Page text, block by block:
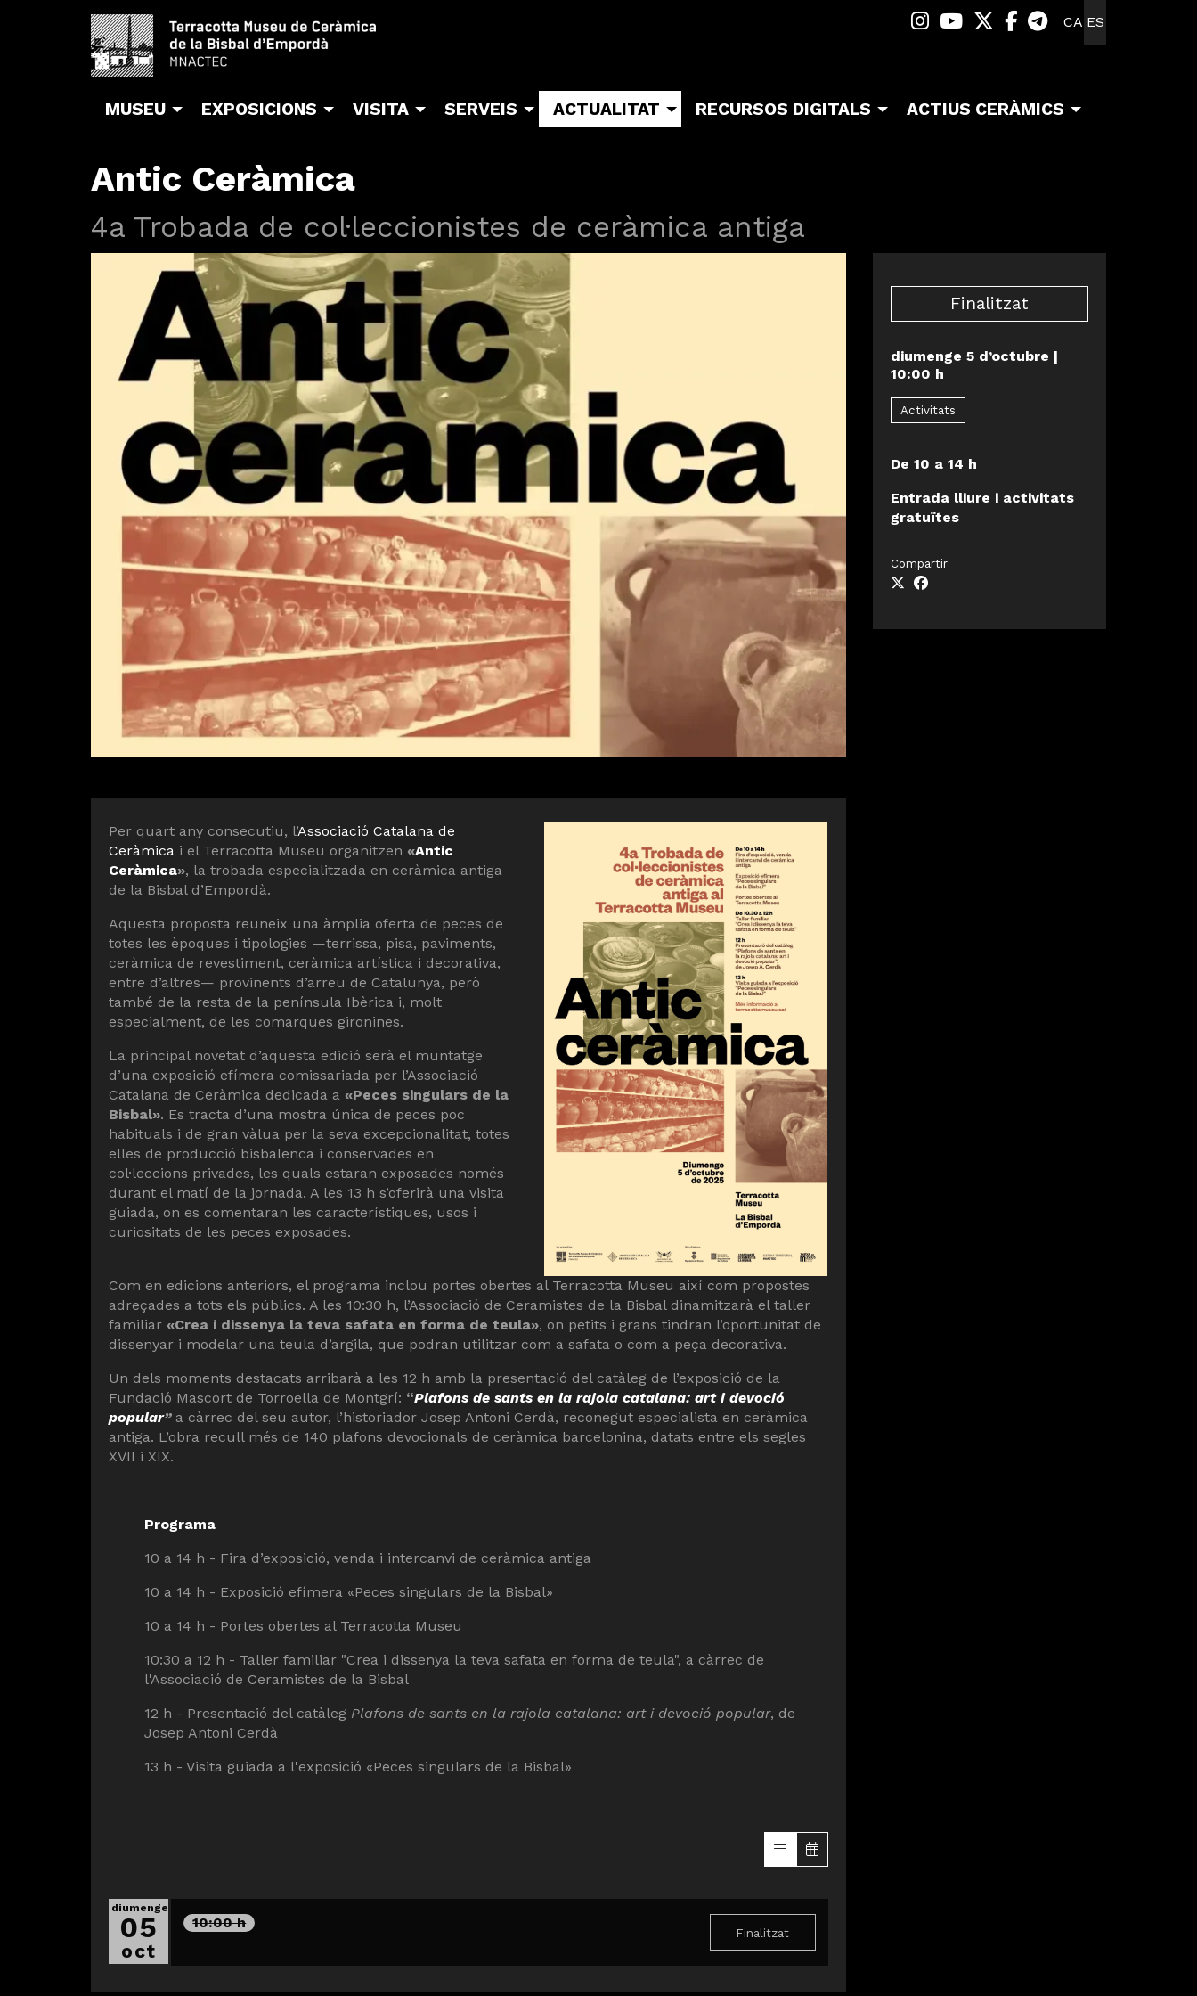
CA ES
Link a instagram
Link a youtube
Link a twitter
Link a facebook
Link a
MUSEU EXPOSICIONS VISITA SERVEIS ACTUALITAT RECURSOS DIGITALS ACTIUS CERÀMICS
Antic Ceràmica
4a Trobada de col·leccionistes de ceràmica antiga
Finalitzat
diumenge 5 d’octubre |
10:00 h
Activitats
De 10 a 14 h
Entrada lliure i activitats
gratuïtes
Compartir
Per quart any consecutiu, l’Associació Catalana de
Ceràmica i el Terracotta Museu organitzen «Antic
Ceràmica», la trobada especialitzada en ceràmica antiga
de la Bisbal d’Empordà.
Aquesta proposta reuneix una àmplia oferta de peces de
totes les èpoques i tipologies —terrissa, pisa, paviments,
ceràmica de revestiment, ceràmica artística i decorativa,
entre d’altres— provinents d’arreu de Catalunya, però
també de la resta de la península Ibèrica i, molt
especialment, de les comarques gironines.
La principal novetat d’aquesta edició serà el muntatge
d’una exposició efímera comissariada per l’Associació
Catalana de Ceràmica dedicada a «Peces singulars de la
Bisbal». Es tracta d’una mostra única de peces poc
habituals i de gran vàlua per la seva excepcionalitat, totes
elles de producció bisbalenca i conservades en
col·leccions privades, les quals estaran exposades només
durant el matí de la jornada. A les 13 h s’oferirà una visita
guiada, on es comentaran les característiques, usos i
curiositats de les peces exposades.
Com en edicions anteriors, el programa inclou portes obertes al Terracotta Museu així com propostes
adreçades a tots els públics. A les 10:30 h, l’Associació de Ceramistes de la Bisbal dinamitzarà el taller
familiar «Crea i dissenya la teva safata en forma de teula», on petits i grans tindran l’oportunitat de
dissenyar i modelar una teula d’argila, que podran utilitzar com a safata o com a peça decorativa.
Un dels moments destacats arribarà a les 12 h amb la presentació del catàleg de l’exposició de la
Fundació Mascort de Torroella de Montgrí: “Plafons de sants en la rajola catalana: art i devoció
popular” a càrrec del seu autor, l’historiador Josep Antoni Cerdà, reconegut especialista en ceràmica
antiga. L’obra recull més de 140 plafons devocionals de ceràmica barcelonina, datats entre els segles
XVII i XIX.
Programa
10 a 14 h - Fira d’exposició, venda i intercanvi de ceràmica antiga
10 a 14 h - Exposició efímera «Peces singulars de la Bisbal»
10 a 14 h - Portes obertes al Terracotta Museu
10:30 a 12 h - Taller familiar "Crea i dissenya la teva safata en forma de teula", a càrrec de
l'Associació de Ceramistes de la Bisbal
12 h - Presentació del catàleg Plafons de sants en la rajola catalana: art i devoció popular, de
Josep Antoni Cerdà
13 h - Visita guiada a l'exposició «Peces singulars de la Bisbal»
diumenge
05
oct
10:00 h
Finalitzat